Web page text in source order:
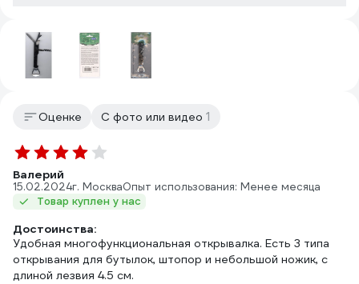
Оценке С фото или видео 1
Валерий
15.02.2024г. МоскваОпыт использования: Менее месяца
Товар куплен у нас
Достоинства:
Удобная многофункциональная открывалка. Есть 3 типа
открывания для бутылок, штопор и небольшой ножик, с
длиной лезвия 4.5 см.